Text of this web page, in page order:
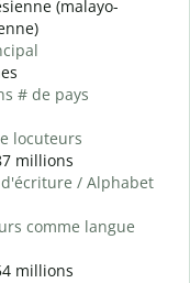
(malayo-
# de pays
locuteurs
millions
d'écriture / Alphabet
comme langue
millions